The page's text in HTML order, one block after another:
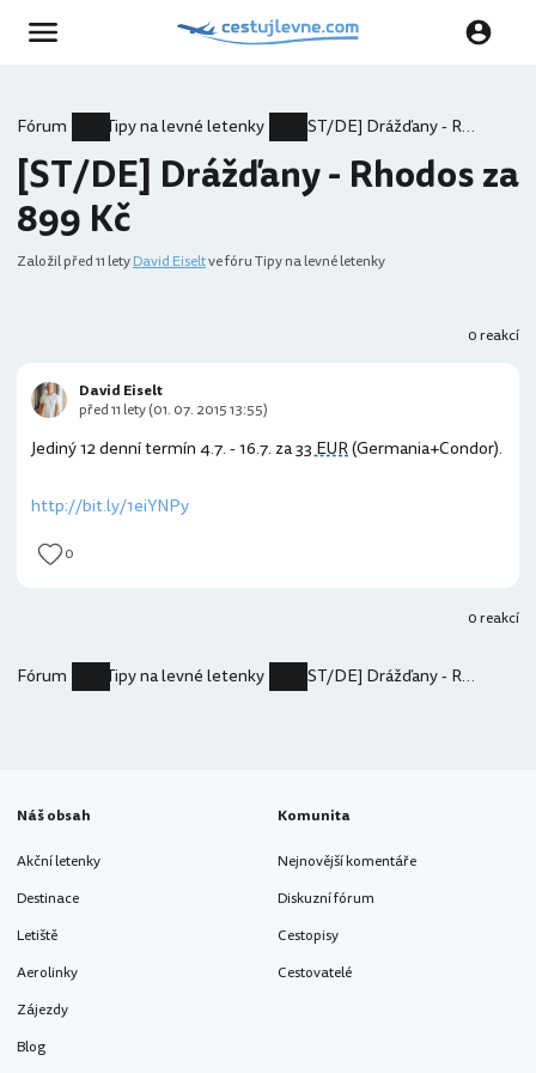
Fórum Tipy na levné letenky [ST/DE] Drážďany - Rhodos za 899 Kč
[ST/DE] Drážďany - Rhodos za
899 Kč
Založilpřed 11 letyDavid Eiseltve fóru Tipy na levné letenky
0 reakcí
Jediný 12 denní termín 4.7. - 16.7. za33 EUR(Germania+Condor).
http://bit.ly/1eiYNPy
0
David Eiselt
před 11 lety (01. 07. 2015 13:55)
0 reakcí
Fórum Tipy na levné letenky [ST/DE] Drážďany - Rhodos za 899 Kč
Náš obsah
Akční letenky
Destinace
Letiště
Aerolinky
Zájezdy
Blog
Komunita
Nejnovější komentáře
Diskuzní fórum
Cestopisy
Cestovatelé